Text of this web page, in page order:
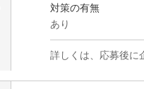
対策の有無
あり
詳しくは、応募後に